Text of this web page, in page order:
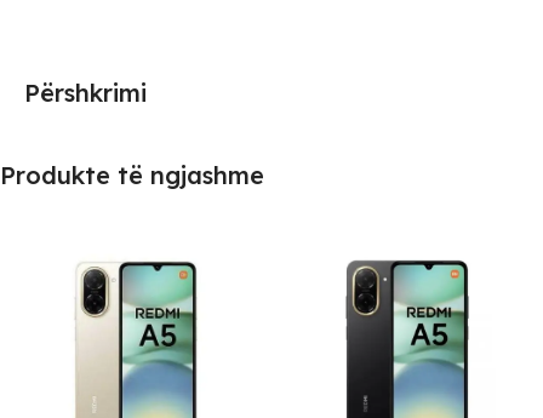
Përshkrimi
Produkte të ngjashme